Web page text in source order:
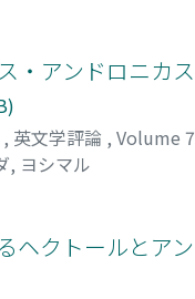
・アンドロニカ
, 英文学評論 , Volume
, ヨシマル
ヘクトールとア